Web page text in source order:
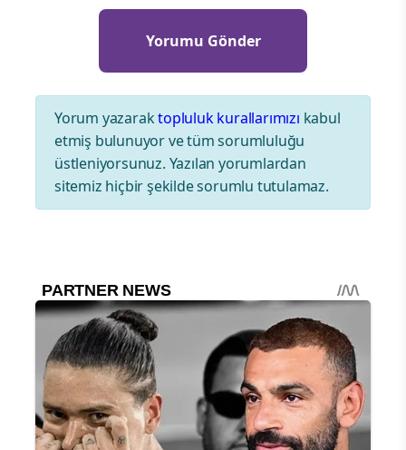
Yorum yazaraktopluluk kurallarımızı kabul
etmiş bulunuyor ve tüm sorumluluğu
üstleniyorsunuz. Yazılan yorumlardan
sitemiz hiçbir şekilde sorumlu tutulamaz.